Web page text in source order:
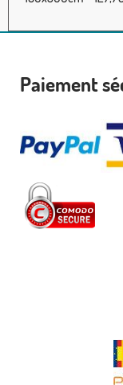
Paiement